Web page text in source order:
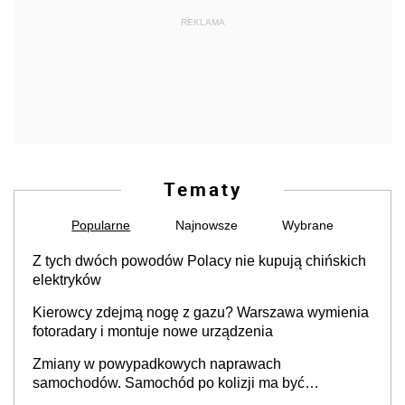
REKLAMA
Tematy
Popularne Najnowsze Wybrane
Z tych dwóch powodów Polacy nie kupują chińskich
elektryków
Kierowcy zdejmą nogę z gazu? Warszawa wymienia
fotoradary i montuje nowe urządzenia
Zmiany w powypadkowych naprawach
samochodów. Samochód po kolizji ma być